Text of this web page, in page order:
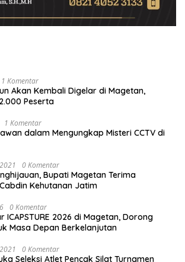
1 Komentar
Akan Kembali Digelar di Magetan,
Peserta
1 Komentar
dalam Mengungkap Misteri CCTV di
0 Komentar
Bupati Magetan Terima
Kehutanan Jatim
0 Komentar
ICAPSTURE 2026 di Magetan, Dorong
Masa Depan Berkelanjutan
0 Komentar
Seleksi Atlet Pencak Silat Turnamen